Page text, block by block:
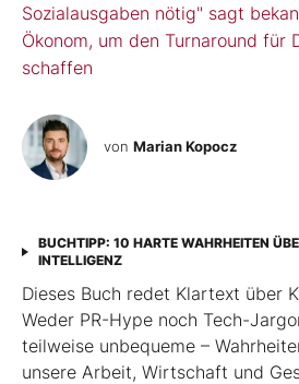
Sozialausgaben nötig" sagt
Ökonom, um den Turnaround für
schaffen
von Marian Kopocz
BUCHTIPP: 10 HARTE WAHRHEITEN
INTELLIGENZ
Dieses Buch redet Klartext über
Weder PR-Hype noch Tech-
teilweise unbequeme –
unsere Arbeit, Wirtschaft und